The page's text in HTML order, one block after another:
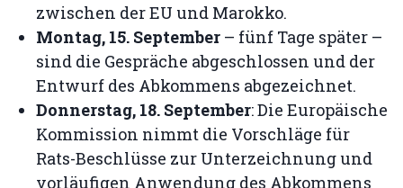
zwischen der EU und Marokko.
Montag, 15. September – fünf Tage später –
sind die Gespräche abgeschlossen und der
Entwurf des Abkommens abgezeichnet.
Donnerstag, 18. September: Die Europäische
Kommission nimmt die Vorschläge für
Rats-Beschlüsse zur Unterzeichnung und
vorläufigen Anwendung des Abkommens